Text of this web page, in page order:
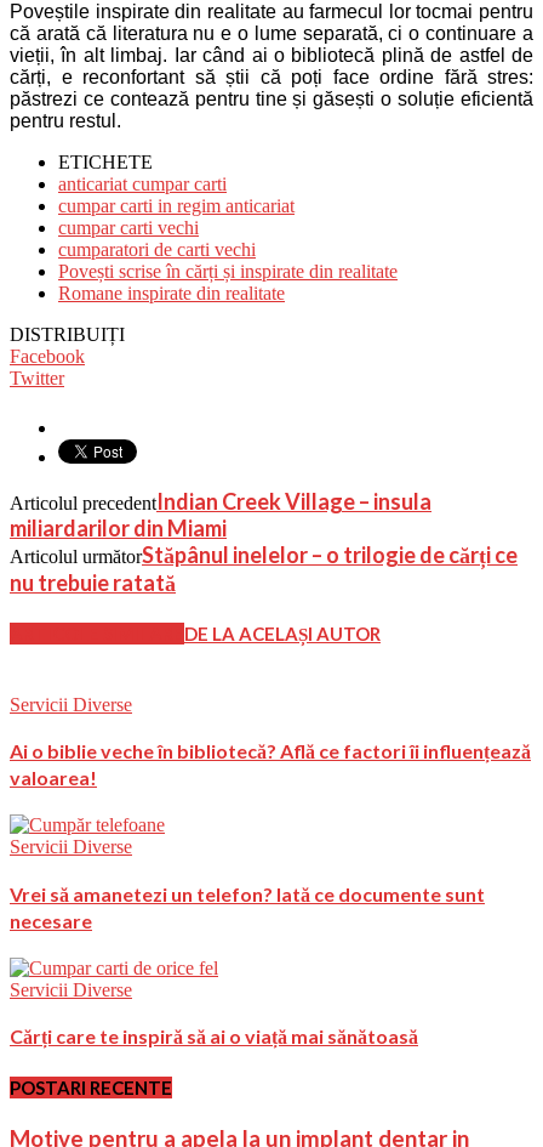
Poveștile inspirate din realitate au farmecul lor tocmai pentru
că arată că literatura nu e o lume separată, ci o continuare a
vieții, în alt limbaj. Iar când ai o bibliotecă plină de astfel de
cărți, e reconfortant să știi că poți face ordine fără stres:
păstrezi ce contează pentru tine și găsești o soluție eficientă
pentru restul.
ETICHETE
anticariat cumpar carti
cumpar carti in regim anticariat
cumpar carti vechi
cumparatori de carti vechi
Povești scrise în cărți și inspirate din realitate
Romane inspirate din realitate
DISTRIBUIȚI
Facebook
Twitter
Articolul precedentIndian Creek Village – insula
miliardarilor din Miami
Articolul următorStăpânul inelelor – o trilogie de cărți ce
nu trebuie ratată
DE LA ACELAȘI AUTOR
Servicii Diverse
Ai o biblie veche în bibliotecă? Află ce factori îi influențează
valoarea!
Servicii Diverse
Vrei să amanetezi un telefon? Iată ce documente sunt
necesare
Servicii Diverse
Cărți care te inspiră să ai o viață mai sănătoasă
POSTARI RECENTE
Motive pentru a apela la un implant dentar in